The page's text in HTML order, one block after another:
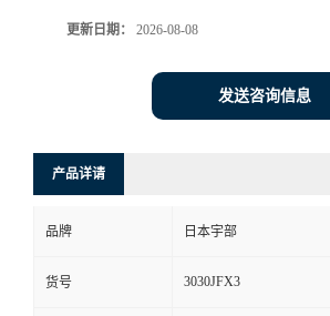
更新日期： 2026-08-08
发送咨询信息
产品详请
品牌 日本宇部
货号 3030JFX3